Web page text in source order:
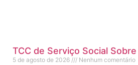
TCC de Serviço Social Sobre
5 de agosto de 2026 Nenhum comentário